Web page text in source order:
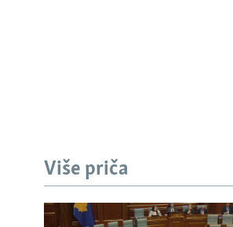
Više priča